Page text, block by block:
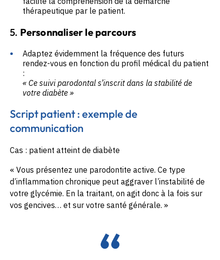
thérapeutique par le patient.
5. Personnaliser le parcours
Adaptez évidemment la fréquence des futurs
rendez-vous en fonction du profil médical du patient
:
« Ce suivi parodontal s’inscrit dans la stabilité de
votre diabète »
Script patient : exemple de
communication
Cas : patient atteint de diabète
« Vous présentez une parodontite active. Ce type
d’inflammation chronique peut aggraver l’instabilité de
votre glycémie. En la traitant, on agit donc à la fois sur
vos gencives… et sur votre santé générale. »